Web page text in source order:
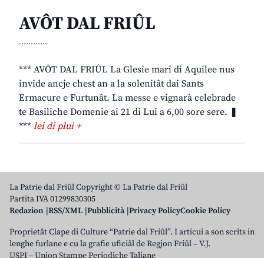
AVÔT DAL FRIÛL
............
*** AVÔT DAL FRIÛL La Glesie mari di Aquilee nus
invide ancje chest an a la solenitât dai Sants
Ermacure e Furtunât. La messe e vignarà celebrade
te Basiliche Domenie ai 21 di Lui a 6,00 sore sere. ❚
*** lei di plui +
La Patrie dal Friûl Copyright © La Patrie dal Friûl
Partita IVA 01299830305
Redazion RSS/XML Pubblicità Privacy PolicyCookie Policy
Proprietât Clape di Culture “Patrie dal Friûl”. I articui a son scrits in
lenghe furlane e cu la grafie uficiâl de Regjon Friûl – V.J.
USPI – Union Stampe Periodiche Taliane